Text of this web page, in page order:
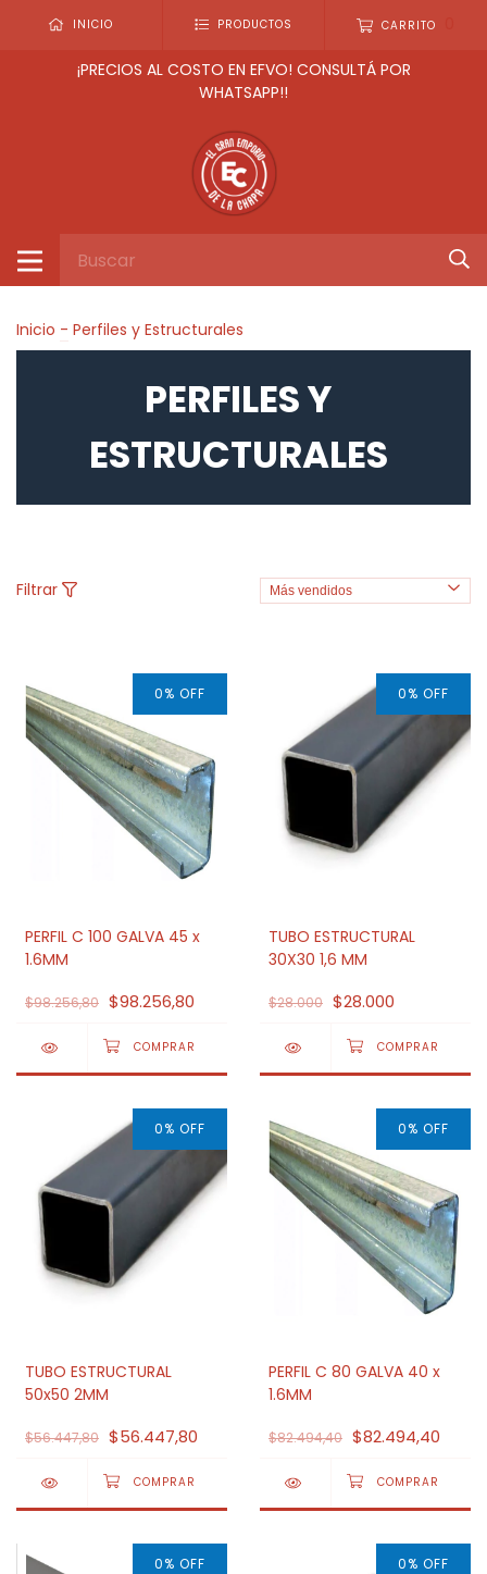
INICIO PRODUCTOS CARRITO
¡PRECIOS AL COSTO EN EFVO! CONSULTÁ POR
WHATSAPP!!
Inicio - Perfiles y Estructurales
PERFILES Y
ESTRUCTURALES
Filtrar
0% OFF
PERFIL C 100 GALVA 45 x
1.6MM
$98.256,80 $98.256,80
0% OFF
TUBO ESTRUCTURAL
30X30 1,6 MM
$28.000 $28.000
0% OFF
TUBO ESTRUCTURAL
50x50 2MM
$56.447,80 $56.447,80
0% OFF
PERFIL C 80 GALVA 40 x
1.6MM
$82.494,40 $82.494,40
0% OFF 0% OFF